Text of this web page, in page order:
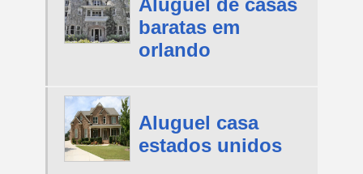
Aluguel de casas
baratas em
orlando
Aluguel casa
estados unidos